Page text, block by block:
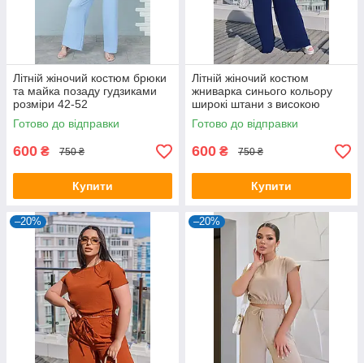
Літній жіночий костюм брюки
та майка позаду гудзиками
розміри 42-52
Готово до відправки
600 ₴ 750 ₴
Купити
Літній жіночий костюм
жниварка синього кольору
широкі штани з високою
посадкою та блузка топ на
резинці
Готово до відправки
600 ₴ 750 ₴
Купити
–20% –20%